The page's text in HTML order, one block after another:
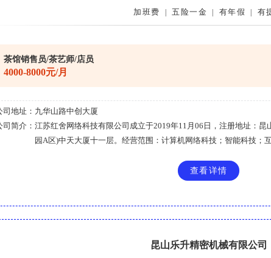
加班费 | 五险一金 | 有年假 | 有
茶馆销售员/茶艺师/店员
4000-8000元/月
司地址： 九华山路中创大厦
司简介： 江苏红舍网络科技有限公司成立于2019年11月06日，注册地址：
园A区)中天大厦十一层。经营范围：计算机网络科技；智能科技；互
查看详情
昆山乐升精密机械有限公司